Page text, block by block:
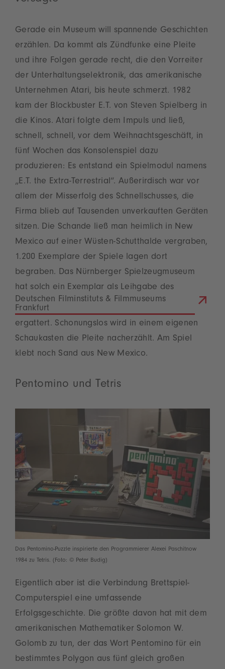
Gerade ein Museum will spannende Geschichten
erzählen. Da kommt als Zündfunke eine Pleite
und ihre Folgen gerade recht, die den Vorreiter
der Unterhaltungselektronik, das amerikanische
Unternehmen Atari, bis heute schmerzt. 1982
kam der Blockbuster E.T. von Steven Spielberg in
die Kinos. Atari folgte dem Impuls und ließ,
schnell, schnell, vor dem Weihnachtsgeschäft, in
fünf Wochen das Konsolenspiel dazu
produzieren: Es entstand ein Spielmodul namens
„E.T. the Extra-Terrestrial“. Außerirdisch war vor
allem der Misserfolg des Schnellschusses, die
Firma blieb auf Tausenden unverkauften Geräten
sitzen. Die Schande ließ man heimlich in New
Mexico auf einer Wüsten-Schutthalde vergraben,
1.200 Exemplare der Spiele lagen dort
begraben. Das Nürnberger Spielzeugmuseum
hat solch ein Exemplar als Leihgabe des
Deutschen Filminstituts & Filmmuseums
Frankfurt
ergattert. Schonungslos wird in einem eigenen
Schaukasten die Pleite nacherzählt. Am Spiel
klebt noch Sand aus New Mexico.
Pentomino und Tetris
Das Pentomino-Puzzle inspirierte den Programmierer Alexei Paschitnow
1984 zu Tetris. (Foto: © Peter Budig)
Eigentlich aber ist die Verbindung Brettspiel-
Computerspiel eine umfassende
Erfolgsgeschichte. Die größte davon hat mit dem
amerikanischen Mathematiker Solomon W.
Golomb zu tun, der das Wort Pentomino für ein
bestimmtes Polygon aus fünf gleich großen